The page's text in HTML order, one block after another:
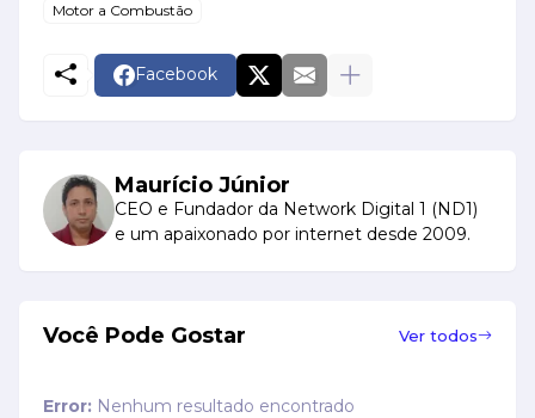
Motor a Combustão
Facebook
Maurício Júnior
CEO e Fundador da Network Digital 1 (ND1)
e um apaixonado por internet desde 2009.
Você Pode Gostar Ver todos
Error: Nenhum resultado encontrado